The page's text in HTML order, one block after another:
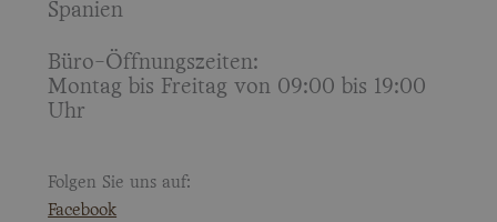
Spanien
Büro-Öffnungszeiten:
Montag bis Freitag von 09:00 bis 19:00
Uhr
Folgen Sie uns auf:
Facebook